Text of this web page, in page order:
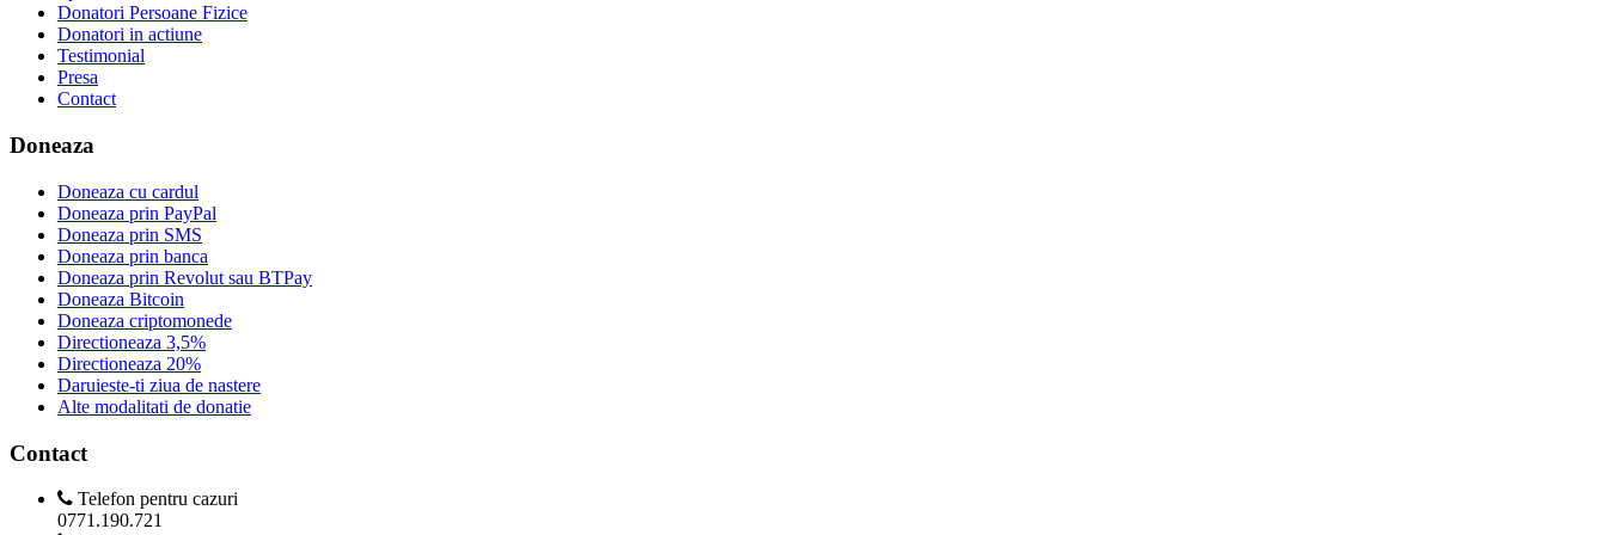
Donatori Persoane Fizice
Donatori in actiune
Testimonial
Presa
Contact
Doneaza
Doneaza cu cardul
Doneaza prin PayPal
Doneaza prin SMS
Doneaza prin banca
Doneaza prin Revolut sau BTPay
Doneaza Bitcoin
Doneaza criptomonede
Directioneaza 3,5%
Directioneaza 20%
Daruieste-ti ziua de nastere
Alte modalitati de donatie
Contact
Telefon pentru cazuri
0771.190.721